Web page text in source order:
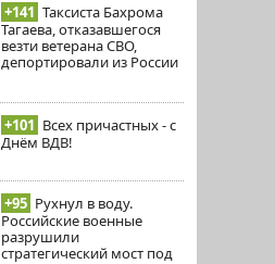
+141 Таксиста Бахрома
Тагаева, отказавшегося
везти ветерана СВО,
депортировали из России
+101 Всех причастных - с
Днём ВДВ!
+95 Рухнул в воду.
Российские военные
разрушили
стратегический мост под